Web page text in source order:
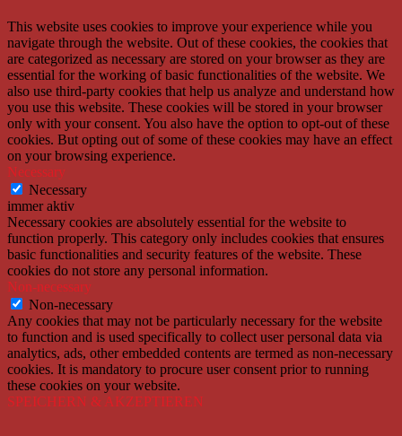
This website uses cookies to improve your experience while you
navigate through the website. Out of these cookies, the cookies that
are categorized as necessary are stored on your browser as they are
essential for the working of basic functionalities of the website. We
also use third-party cookies that help us analyze and understand how
you use this website. These cookies will be stored in your browser
only with your consent. You also have the option to opt-out of these
cookies. But opting out of some of these cookies may have an effect
on your browsing experience.
Necessary
Necessary
immer aktiv
Necessary cookies are absolutely essential for the website to
function properly. This category only includes cookies that ensures
basic functionalities and security features of the website. These
cookies do not store any personal information.
Non-necessary
Non-necessary
Any cookies that may not be particularly necessary for the website
to function and is used specifically to collect user personal data via
analytics, ads, other embedded contents are termed as non-necessary
cookies. It is mandatory to procure user consent prior to running
these cookies on your website.
SPEICHERN & AKZEPTIEREN